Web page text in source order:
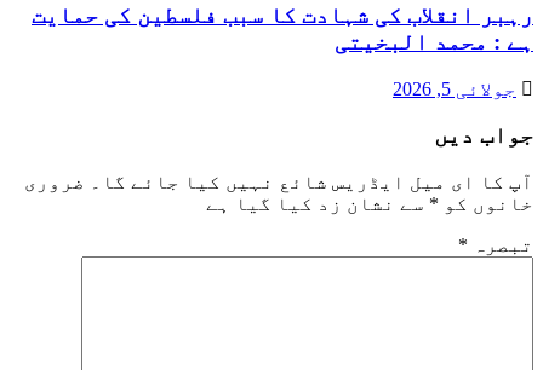
رہبر انقلاب کی شہادت کا سبب فلسطین کی حمایت
ہے : محمد البخیتی
جولائی 5, 2026
جواب دیں
آپ کا ای میل ایڈریس شائع نہیں کیا جائے گا۔
ضروری
خانوں کو * سے نشان زد کیا گیا ہے
تبصرہ *